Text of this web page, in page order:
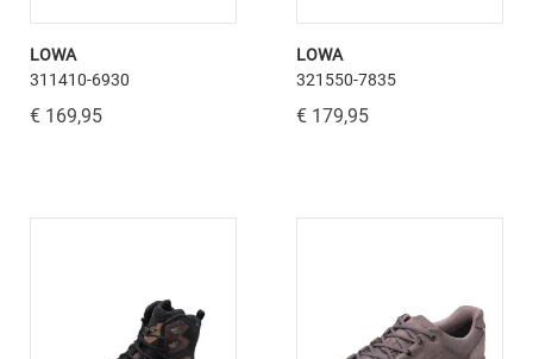
LOWA
311410-6930
€ 169,95
LOWA
321550-7835
€ 179,95